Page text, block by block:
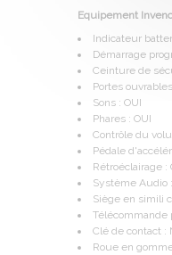
Equipement
Indicateur
Démarrage
Ceinture de
Portes
Sons : OUI
Phares : OUI
Contrôle du
Pédale
Rétroéclairage :
Système Audio
Siège en simili
Télécommande
Clé de contact :
Roue en